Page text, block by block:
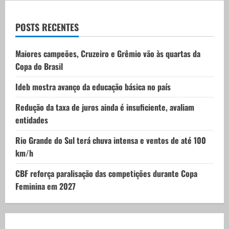
t
i
o
n
POSTS RECENTES
Maiores campeões, Cruzeiro e Grêmio vão às quartas da
Copa do Brasil
Ideb mostra avanço da educação básica no país
Redução da taxa de juros ainda é insuficiente, avaliam
entidades
Rio Grande do Sul terá chuva intensa e ventos de até 100
km/h
CBF reforça paralisação das competições durante Copa
Feminina em 2027